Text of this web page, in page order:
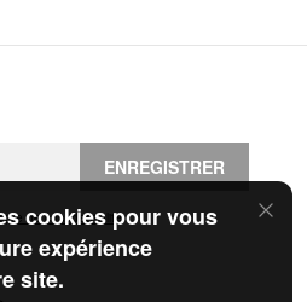
cookies pour vous
expérience
site.
ENREGISTRER
de confidentialité.